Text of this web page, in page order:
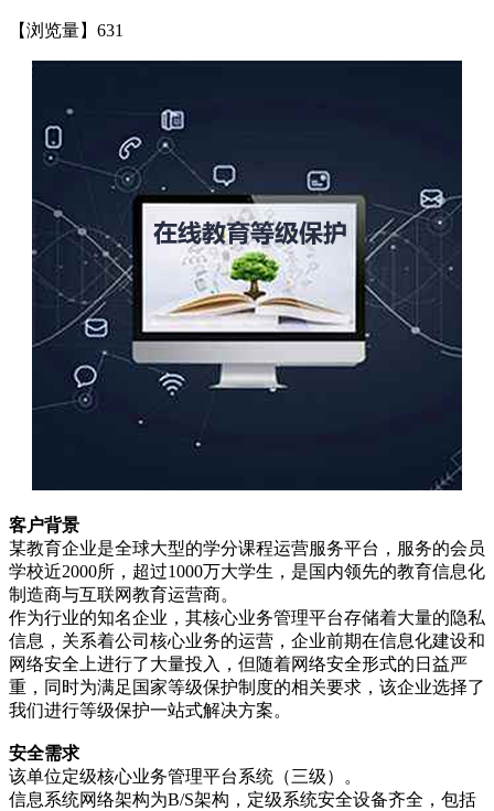
【浏览量】 631
客户背景
某教育企业是全球大型的学分课程运营服务平台，服务的会员
学校近2000所，超过1000万大学生，是国内领先的教育信息化
制造商与互联网教育运营商。
作为行业的知名企业，其核心业务管理平台存储着大量的隐私
信息，关系着公司核心业务的运营，企业前期在信息化建设和
网络安全上进行了大量投入，但随着网络安全形式的日益严
重，同时为满足国家等级保护制度的相关要求，该企业选择了
我们进行等级保护一站式解决方案。
安全需求
该单位定级核心业务管理平台系统（三级）。
信息系统网络架构为B/S架构，定级系统安全设备齐全，包括